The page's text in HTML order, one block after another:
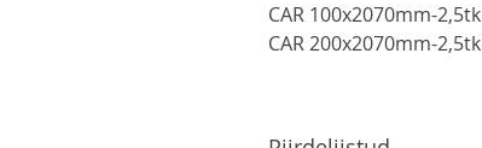
CAR 100x2070mm-2,5tk
CAR 200x2070mm-2,5tk